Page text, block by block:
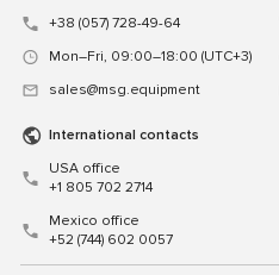
+38 (057) 728-49-64
Mon–Fri, 09:00–18:00 (UTC+3)
sales@msg.equipment
International contacts
USA office
+1 805 702 2714
Mexico office
+52 (744) 602 0057